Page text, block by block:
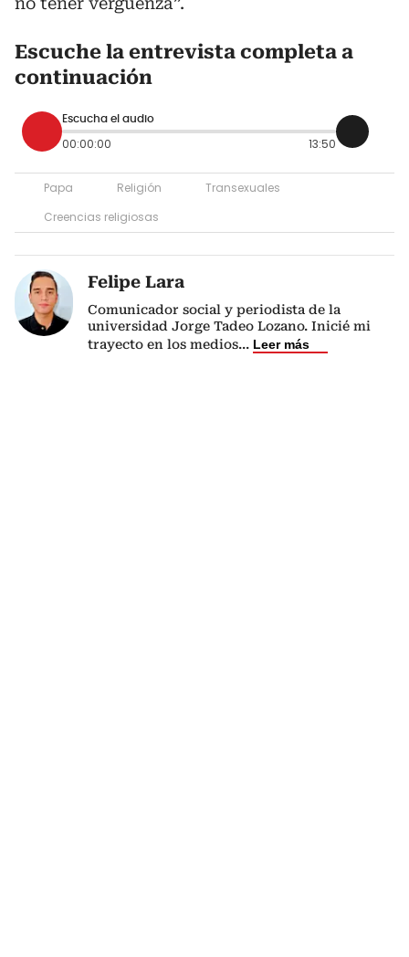
Escuche la entrevista completa a
continuación
Escucha el audio
00:00:00 13:50
Papa Religión
Transexuales
Creencias religiosas
Felipe Lara
Comunicador social y periodista de la
universidad Jorge Tadeo Lozano. Inicié mi
trayecto en los medios... Leer más